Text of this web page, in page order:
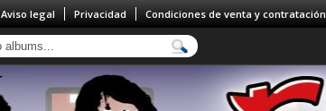
Aviso legal Privacidad Condiciones de venta y contratación